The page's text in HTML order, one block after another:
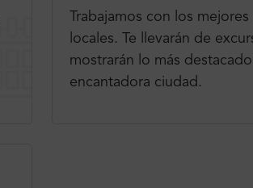
Trabajamos con los mejores
locales. Te llevarán de
mostrarán lo más
encantadora ciudad.